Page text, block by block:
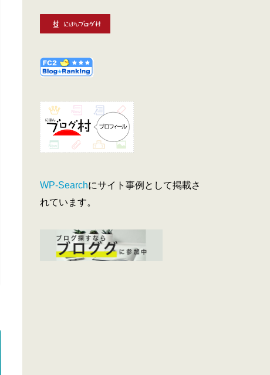
WP-Searchにサイト事例として掲載さ
れています。